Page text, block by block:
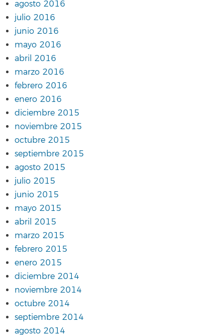
agosto 2016
julio 2016
junio 2016
mayo 2016
abril 2016
marzo 2016
febrero 2016
enero 2016
diciembre 2015
noviembre 2015
octubre 2015
septiembre 2015
agosto 2015
julio 2015
junio 2015
mayo 2015
abril 2015
marzo 2015
febrero 2015
enero 2015
diciembre 2014
noviembre 2014
octubre 2014
septiembre 2014
agosto 2014